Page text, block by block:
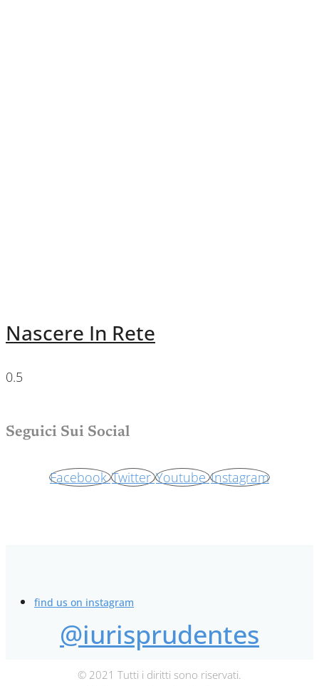
Nascere In Rete
Seguici Sui Social
Facebook Twitter Youtube Instagram
find us on instagram
@iurisprudentes
© 2021 Tutti i diritti sono riservati.